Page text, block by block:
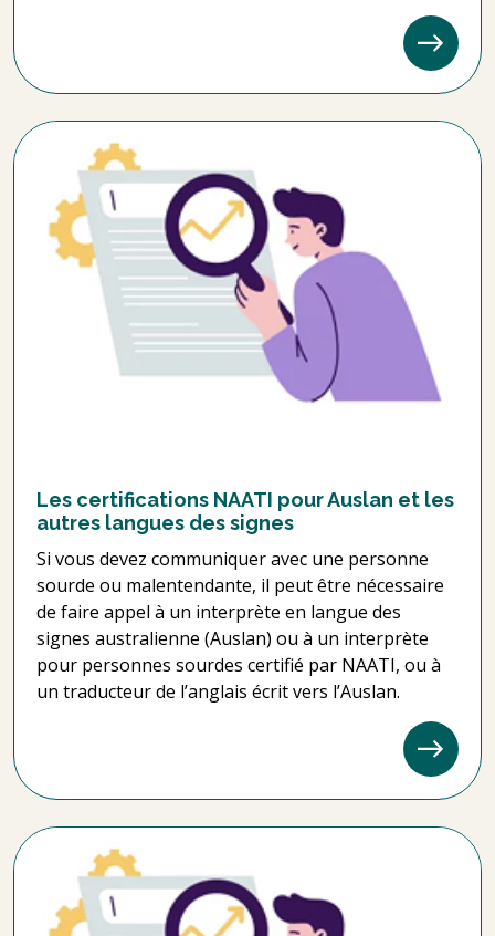
Les certifications NAATI pour Auslan et les
autres langues des signes
Si vous devez communiquer avec une personne
sourde ou malentendante, il peut être nécessaire
de faire appel à un interprète en langue des
signes australienne (Auslan) ou à un interprète
pour personnes sourdes certifié par NAATI, ou à
un traducteur de l’anglais écrit vers l’Auslan.